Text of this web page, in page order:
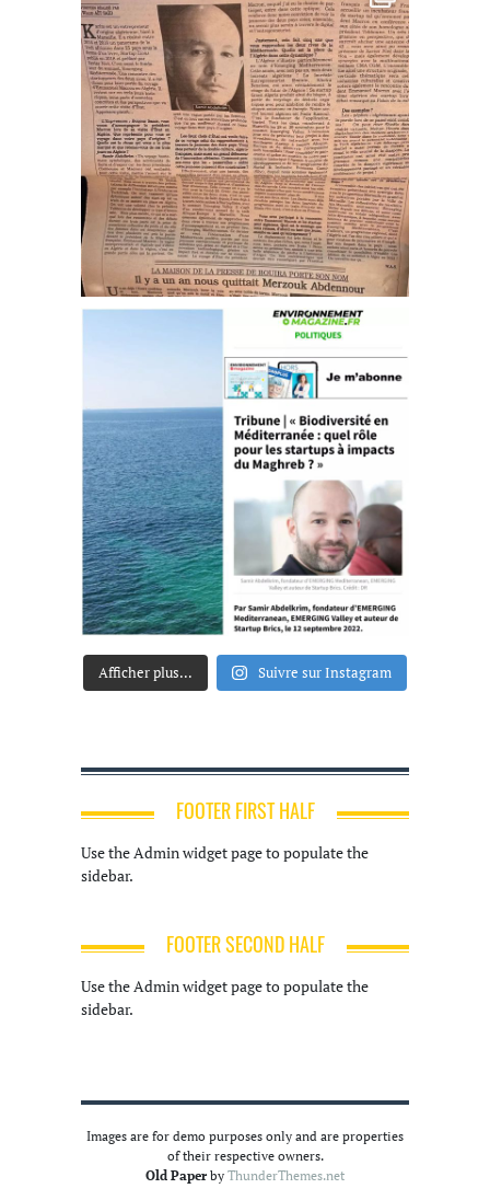
Afficher plus... Suivre sur Instagram
FOOTER FIRST HALF
Use the Admin widget page to populate the
sidebar.
FOOTER SECOND HALF
Use the Admin widget page to populate the
sidebar.
Images are for demo purposes only and are properties
of their respective owners.
Old Paperby ThunderThemes.net